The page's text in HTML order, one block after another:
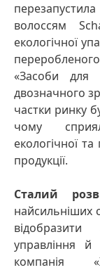
волоссям
екологічної
«Засоби для
двозначного
частки ринку
чому
екологічної
продукції.
Сталий
найсильніших
управління й
компанія